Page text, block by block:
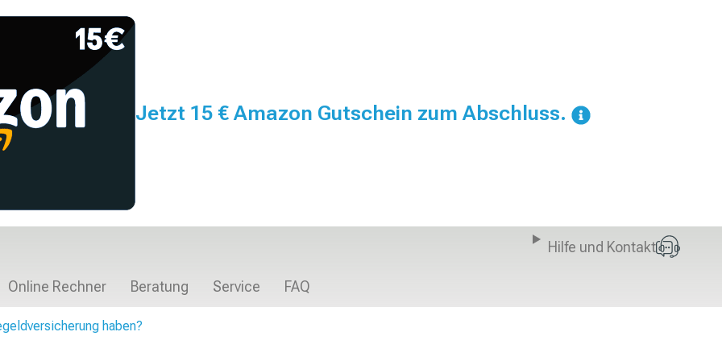
Jetzt 15 € Amazon Gutschein zum Abschluss.
Online Rechner Beratung Service FAQ
Hilfe und Kontakt
haben?